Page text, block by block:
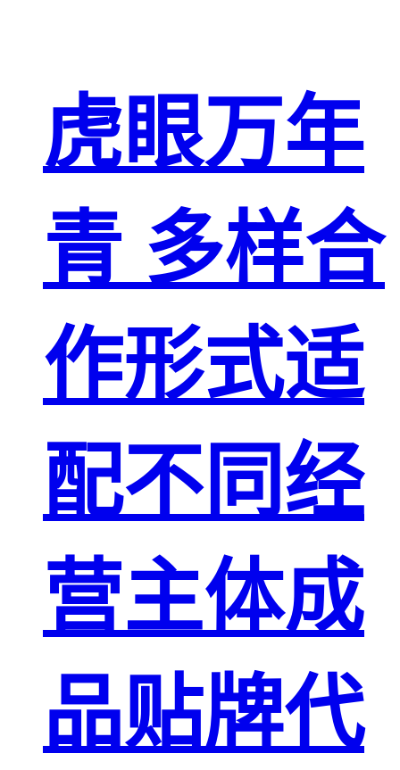
虎眼万年
青 多样合
作形式适
配不同经
营主体成
品贴牌代